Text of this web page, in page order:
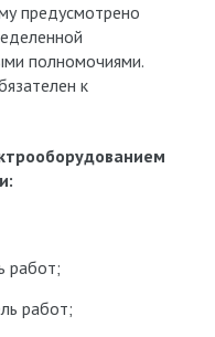
предусмотрено
полномочиями.
к
работ;
работ;